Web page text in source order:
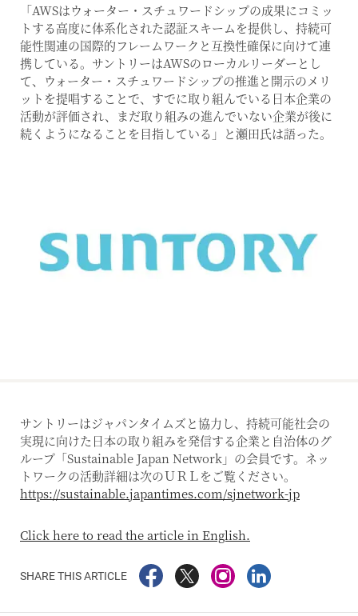
「AWSはウォーター・スチュワードシップの成果にコミッ
トする高度に体系化された認証スキームを提供し、持続可
能性関連の国際的フレームワークと互換性確保に向けて連
携している。サントリーはAWSのローカルリーダーとし
て、ウォーター・スチュワードシップの推進と開示のメリ
ットを提唱することで、すでに取り組んでいる日本企業の
活動が評価され、まだ取り組みの進んでいない企業が後に
続くようになることを目指している」と瀬田氏は語った。
サントリーはジャパンタイムズと協力し、持続可能社会の
実現に向けた日本の取り組みを発信する企業と自治体のグ
ループ「Sustainable Japan Network」の会員です。ネッ
トワークの活動詳細は次のＵＲＬをご覧ください。
https://sustainable.japantimes.com/sjnetwork-jp
Click here to read the article in English.
SHARE THIS ARTICLE